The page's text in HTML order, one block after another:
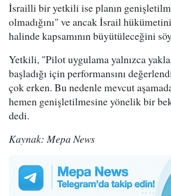
İsrailli bir yetkili ise planın
olmadığını" ve ancak İsrail
halinde kapsamının büyütüleceğini
Yetkili, "Pilot uygulama yalnızca
başladığı için performansını
çok erken. Bu nedenle mevcut
hemen genişletilmesine yönelik bir
dedi.
Kaynak: Mepa News